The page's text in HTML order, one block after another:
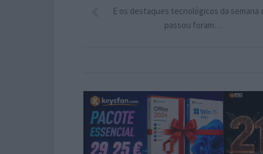
E os destaques tecnológicos da semana
passou foram…